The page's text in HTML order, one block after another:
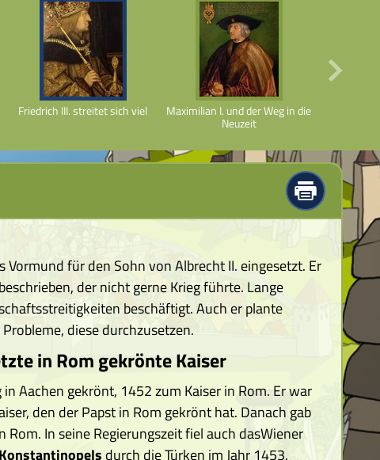
Friedrich III. streitet sich viel Maximilian I. und der Weg in die
Neuzeit
Vormund für den Sohn von Albrecht II. eingesetzt. Er
der nicht gerne Krieg führte. Lange
beschäftigt. Auch er plante
diese durchzusetzen.
in Rom gekrönte Kaiser
Aachen gekrönt, 1452 zum Kaiser in Rom. Er war
den der Papst in Rom gekrönt hat. Danach gab
In seine Regierungszeit fiel auch dasWiener
durch die Türken im Jahr 1453.